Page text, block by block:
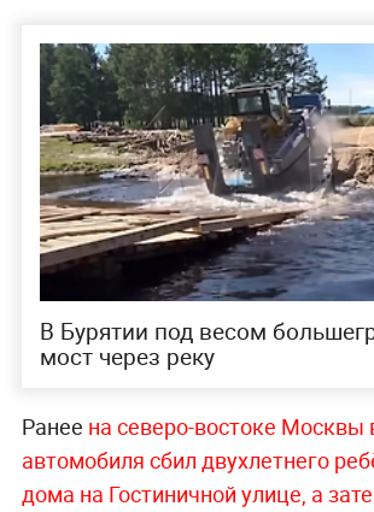
В Бурятии под весом
мост через реку
Ранее на северо-востоке Москвы
автомобиля сбил двухлетнего
дома на Гостиничной улице, а